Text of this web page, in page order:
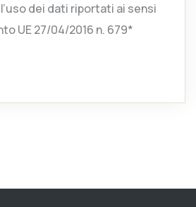
dei dati riportati ai sensi
UE 27/04/2016 n. 679*